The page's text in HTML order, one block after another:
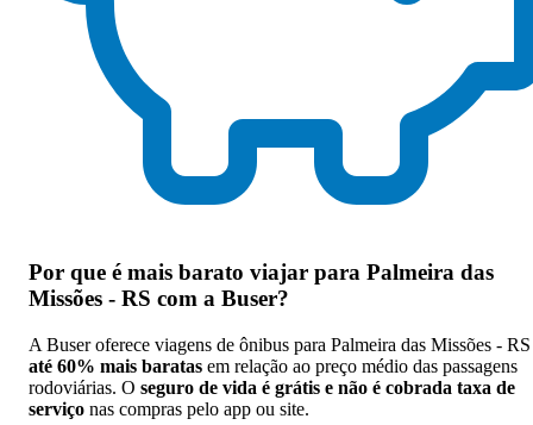
Por que é mais barato viajar para Palmeira das
Missões - RS com a Buser?
A Buser oferece viagens de ônibus para Palmeira das Missões - RS
até 60% mais baratas em relação ao preço médio das passagens
rodoviárias. O seguro de vida é grátis e não é cobrada taxa de
serviço nas compras pelo app ou site.